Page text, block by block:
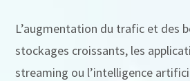
L’augmentation du trafic et des
stockages croissants, les
streaming ou l’intelligence